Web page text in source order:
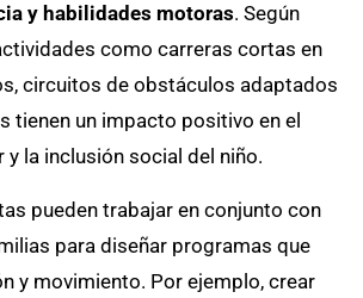
y habilidades motoras. Según
como carreras cortas en
circuitos de obstáculos adaptados
tienen un impacto positivo en el
la inclusión social del niño.
pueden trabajar en conjunto con
para diseñar programas que
y movimiento. Por ejemplo, crear